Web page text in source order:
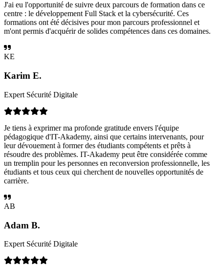
J'ai eu l'opportunité de suivre deux parcours de formation dans ce
centre : le développement Full Stack et la cybersécurité. Ces
formations ont été décisives pour mon parcours professionnel et
m'ont permis d'acquérir de solides compétences dans ces domaines.
KE
Karim E.
Expert Sécurité Digitale
Je tiens à exprimer ma profonde gratitude envers l'équipe
pédagogique d'IT-Akademy, ainsi que certains intervenants, pour
leur dévouement à former des étudiants compétents et prêts à
résoudre des problèmes. IT-Akademy peut être considérée comme
un tremplin pour les personnes en reconversion professionnelle, les
étudiants et tous ceux qui cherchent de nouvelles opportunités de
carrière.
AB
Adam B.
Expert Sécurité Digitale